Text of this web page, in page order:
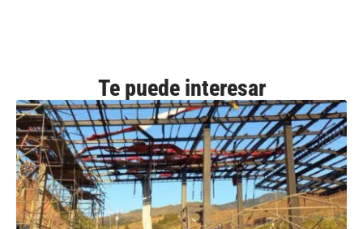
Te puede interesar